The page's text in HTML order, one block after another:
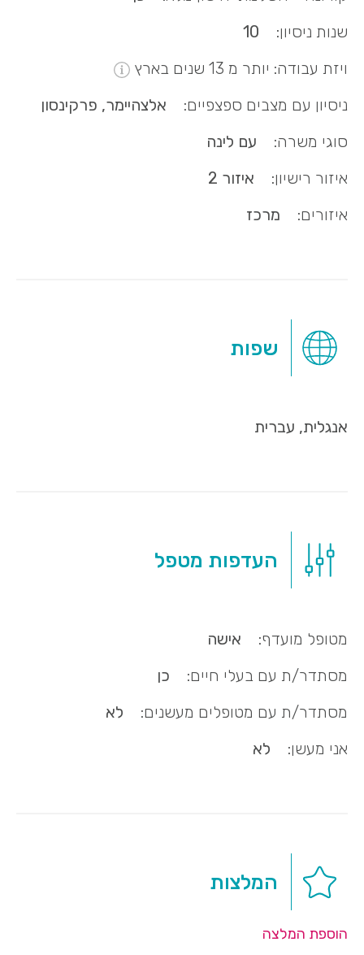
שנות ניסיון:
10
ויזת עבודה: יותר מ 13 שנים בארץ
ניסיון עם מצבים ספצפיים:
אלצהיימר, פרקינסון
סוגי משרה:
עם לינה
איזור רישיון:
איזור 2
איזורים:
מרכז
שפות
אנגלית, עברית
העדפות מטפל
מטופל מועדף:
אישה
מסתדר/ת עם בעלי חיים:
כן
מסתדר/ת עם מטופלים מעשנים:
לא
אני מעשן:
לא
המלצות
הוספת המלצה